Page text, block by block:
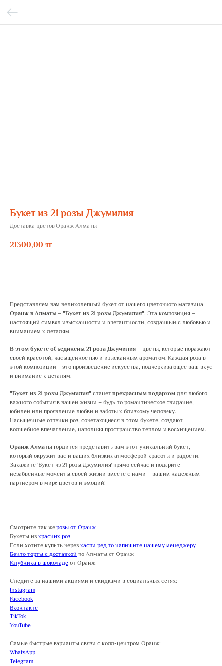
Букет из 21 розы Джумилия
Доставка цветов Оранж Алматы
21300,00 тг
Представляем вам великолепный букет от нашего цветочного магазина
Оранж в Алматы – "Букет из 21 розы Джумилия". Эта композиция –
настоящий символ изысканности и элегантности, созданный с любовью и
вниманием к деталям.
В этом букете объединены 21 роза Джумилия – цветы, которые поражают
своей красотой, насыщенностью и изысканным ароматом. Каждая роза в
этой композиции – это произведение искусства, подчеркивающее ваш вкус
и внимание к деталям.
"Букет из 21 розы Джумилия" станет прекрасным подарком для любого
важного события в вашей жизни – будь то романтическое свидание,
юбилей или проявление любви и заботы к близкому человеку.
Насыщенные оттенки роз, сочетающиеся в этом букете, создают
волшебное впечатление, наполняя пространство теплом и восхищением.
Оранж Алматы гордится представить вам этот уникальный букет,
который окружит вас и ваших близких атмосферой красоты и радости.
Закажите 'Букет из 21 розы Джумилия' прямо сейчас и подарите
незабвенные моменты своей жизни вместе с нами – вашим надежным
партнером в мире цветов и эмоций!
Смотрите так же розы от Оранж
Букеты из красных роз
Если хотите купить через каспи ред то напишите нашему менеджеру
Бенто торты с доставкой по Алматы от Оранж
Клубника в шоколаде от Оранж
Следите за нашими акциями и скидками в социальных сетях:
Instagram
Facebook
Вконтакте
TikTok
YouTube
Самые быстрые варианты связи с колл-центром Оранж:
WhatsApp
Telegram